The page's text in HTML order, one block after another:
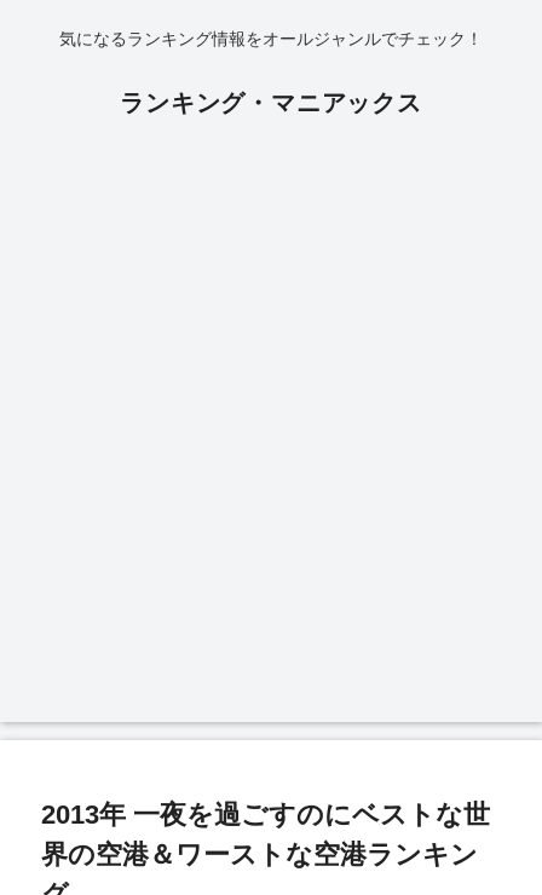
気になるランキング情報をオールジャンルでチェック！
ランキング・マニアックス
2013年 一夜を過ごすのにベストな世
界の空港＆ワーストな空港ランキン